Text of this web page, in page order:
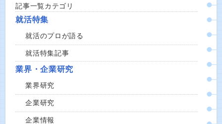
記事一覧カテゴリ
就活特集
就活のプロが語る
就活特集記事
業界・企業研究
業界研究
企業研究
企業情報